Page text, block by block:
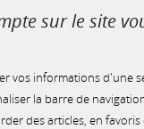
sur le site
vos informations d'une
la barre de
des articles, en